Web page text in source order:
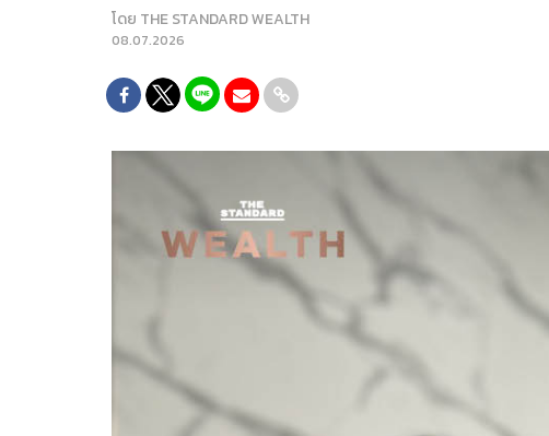
โดย THE STANDARD WEALTH
08.07.2026